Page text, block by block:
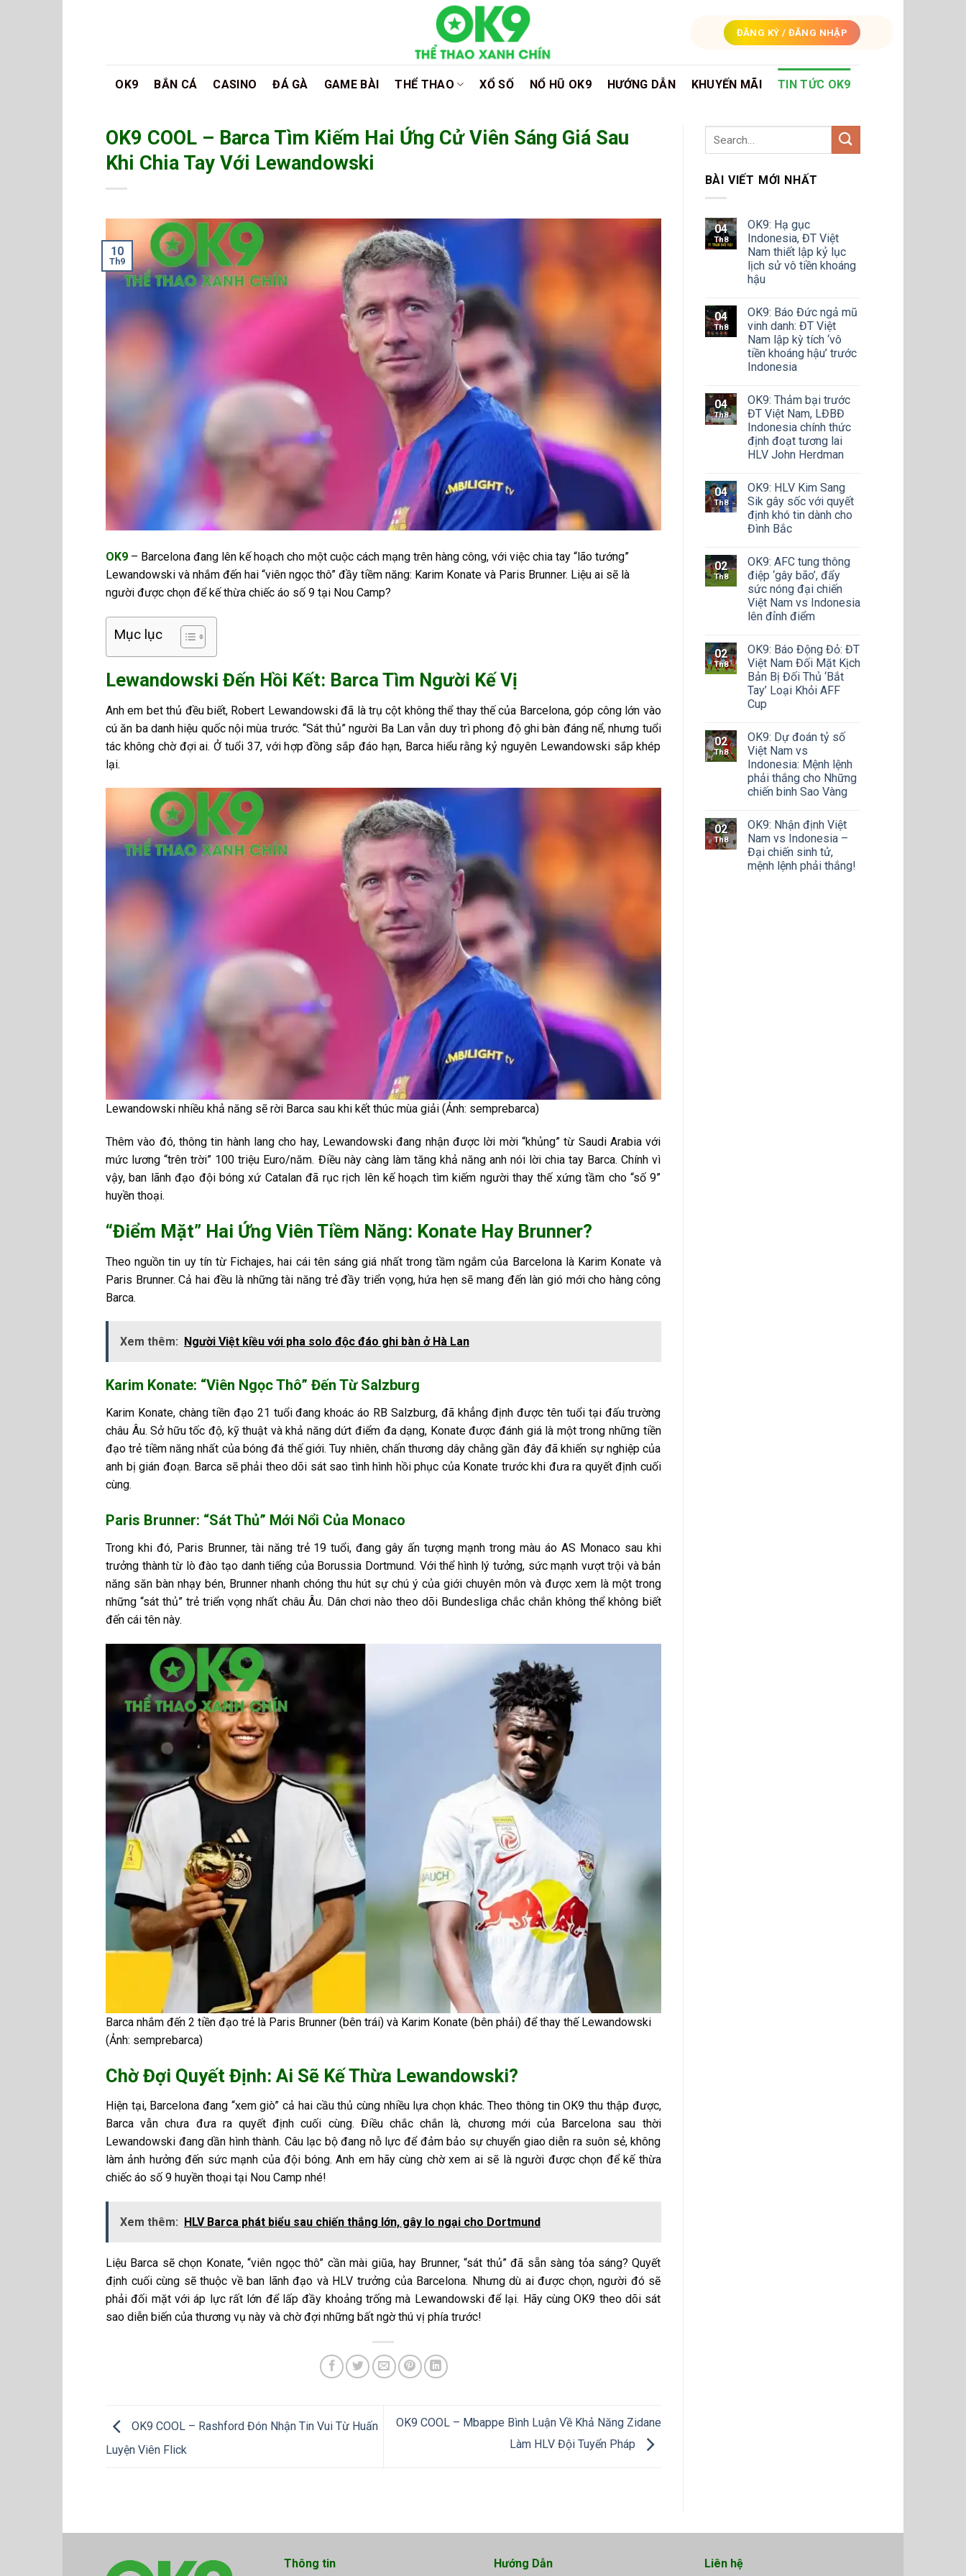
ĐĂNG KÝ / ĐĂNG NHẬP
OK9 BẮN CÁ CASINO ĐÁ GÀ GAME BÀI THỂ THAO XỔ SỐ NỔ HŨ OK9 HƯỚNG DẪN KHUYẾN MÃI TIN TỨC OK9
OK9 COOL – Barca Tìm Kiếm Hai Ứng Cử Viên Sáng Giá Sau
Khi Chia Tay Với Lewandowski
10
Th9
OK9 – Barcelona đang lên kế hoạch cho một cuộc cách mạng trên hàng công, với việc chia tay “lão tướng”
Lewandowski và nhắm đến hai “viên ngọc thô” đầy tiềm năng: Karim Konate và Paris Brunner. Liệu ai sẽ là
người được chọn để kế thừa chiếc áo số 9 tại Nou Camp?
Mục lục
Lewandowski Đến Hồi Kết: Barca Tìm Người Kế Vị
Anh em bet thủ đều biết, Robert Lewandowski đã là trụ cột không thể thay thế của Barcelona, góp công lớn vào
cú ăn ba danh hiệu quốc nội mùa trước. “Sát thủ” người Ba Lan vẫn duy trì phong độ ghi bàn đáng nể, nhưng tuổi
tác không chờ đợi ai. Ở tuổi 37, với hợp đồng sắp đáo hạn, Barca hiểu rằng kỷ nguyên Lewandowski sắp khép
lại.
Lewandowski nhiều khả năng sẽ rời Barca sau khi kết thúc mùa giải (Ảnh: semprebarca)
Thêm vào đó, thông tin hành lang cho hay, Lewandowski đang nhận được lời mời “khủng” từ Saudi Arabia với
mức lương “trên trời” 100 triệu Euro/năm. Điều này càng làm tăng khả năng anh nói lời chia tay Barca. Chính vì
vậy, ban lãnh đạo đội bóng xứ Catalan đã rục rịch lên kế hoạch tìm kiếm người thay thế xứng tầm cho “số 9”
huyền thoại.
“Điểm Mặt” Hai Ứng Viên Tiềm Năng: Konate Hay Brunner?
Theo nguồn tin uy tín từ Fichajes, hai cái tên sáng giá nhất trong tầm ngắm của Barcelona là Karim Konate và
Paris Brunner. Cả hai đều là những tài năng trẻ đầy triển vọng, hứa hẹn sẽ mang đến làn gió mới cho hàng công
Barca.
Xem thêm: Người Việt kiều với pha solo độc đáo ghi bàn ở Hà Lan
Karim Konate: “Viên Ngọc Thô” Đến Từ Salzburg
Karim Konate, chàng tiền đạo 21 tuổi đang khoác áo RB Salzburg, đã khẳng định được tên tuổi tại đấu trường
châu Âu. Sở hữu tốc độ, kỹ thuật và khả năng dứt điểm đa dạng, Konate được đánh giá là một trong những tiền
đạo trẻ tiềm năng nhất của bóng đá thế giới. Tuy nhiên, chấn thương dây chằng gần đây đã khiến sự nghiệp của
anh bị gián đoạn. Barca sẽ phải theo dõi sát sao tình hình hồi phục của Konate trước khi đưa ra quyết định cuối
cùng.
Paris Brunner: “Sát Thủ” Mới Nổi Của Monaco
Trong khi đó, Paris Brunner, tài năng trẻ 19 tuổi, đang gây ấn tượng mạnh trong màu áo AS Monaco sau khi
trưởng thành từ lò đào tạo danh tiếng của Borussia Dortmund. Với thể hình lý tưởng, sức mạnh vượt trội và bản
năng săn bàn nhạy bén, Brunner nhanh chóng thu hút sự chú ý của giới chuyên môn và được xem là một trong
những “sát thủ” trẻ triển vọng nhất châu Âu. Dân chơi nào theo dõi Bundesliga chắc chắn không thể không biết
đến cái tên này.
Barca nhắm đến 2 tiền đạo trẻ là Paris Brunner (bên trái) và Karim Konate (bên phải) để thay thế Lewandowski
(Ảnh: semprebarca)
Chờ Đợi Quyết Định: Ai Sẽ Kế Thừa Lewandowski?
Hiện tại, Barcelona đang “xem giò” cả hai cầu thủ cùng nhiều lựa chọn khác. Theo thông tin OK9 thu thập được,
Barca vẫn chưa đưa ra quyết định cuối cùng. Điều chắc chắn là, chương mới của Barcelona sau thời
Lewandowski đang dần hình thành. Câu lạc bộ đang nỗ lực để đảm bảo sự chuyển giao diễn ra suôn sẻ, không
làm ảnh hưởng đến sức mạnh của đội bóng. Anh em hãy cùng chờ xem ai sẽ là người được chọn để kế thừa
chiếc áo số 9 huyền thoại tại Nou Camp nhé!
Xem thêm: HLV Barca phát biểu sau chiến thắng lớn, gây lo ngại cho Dortmund
Liệu Barca sẽ chọn Konate, “viên ngọc thô” cần mài giũa, hay Brunner, “sát thủ” đã sẵn sàng tỏa sáng? Quyết
định cuối cùng sẽ thuộc về ban lãnh đạo và HLV trưởng của Barcelona. Nhưng dù ai được chọn, người đó sẽ
phải đối mặt với áp lực rất lớn để lấp đầy khoảng trống mà Lewandowski để lại. Hãy cùng OK9 theo dõi sát
sao diễn biến của thương vụ này và chờ đợi những bất ngờ thú vị phía trước!
OK9 COOL – Rashford Đón Nhận Tin Vui Từ Huấn
Luyện Viên Flick
OK9 COOL – Mbappe Bình Luận Về Khả Năng Zidane
Làm HLV Đội Tuyển Pháp
BÀI VIẾT MỚI NHẤT
04
Th8
OK9: Hạ gục
Indonesia, ĐT Việt
Nam thiết lập kỷ lục
lịch sử vô tiền khoáng
hậu
04
Th8
OK9: Báo Đức ngả mũ
vinh danh: ĐT Việt
Nam lập kỳ tích ‘vô
tiền khoáng hậu’ trước
Indonesia
04
Th8
OK9: Thảm bại trước
ĐT Việt Nam, LĐBĐ
Indonesia chính thức
định đoạt tương lai
HLV John Herdman
04
Th8
OK9: HLV Kim Sang
Sik gây sốc với quyết
định khó tin dành cho
Đình Bắc
02
Th8
OK9: AFC tung thông
điệp ‘gây bão’, đẩy
sức nóng đại chiến
Việt Nam vs Indonesia
lên đỉnh điểm
02
Th8
OK9: Báo Động Đỏ: ĐT
Việt Nam Đối Mặt Kịch
Bản Bị Đối Thủ ‘Bắt
Tay’ Loại Khỏi AFF
Cup
02
Th8
OK9: Dự đoán tỷ số
Việt Nam vs
Indonesia: Mệnh lệnh
phải thắng cho Những
chiến binh Sao Vàng
02
Th8
OK9: Nhận định Việt
Nam vs Indonesia –
Đại chiến sinh tử,
mệnh lệnh phải thắng!
Thông tin Hướng Dẫn Liên hệ